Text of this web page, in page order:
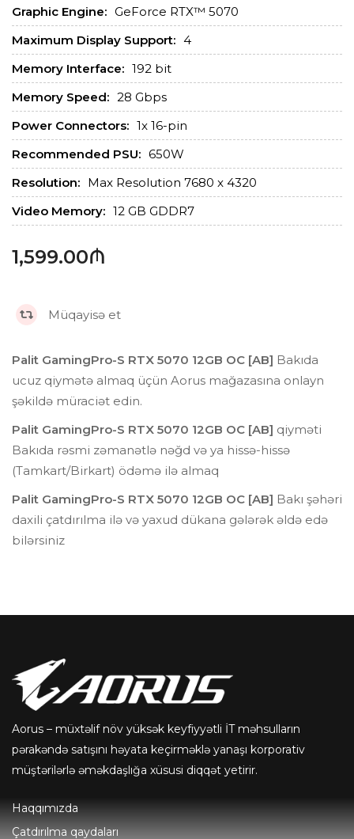
Graphic Engine: GeForce RTX™ 5070
Maximum Display Support: 4
Memory Interface: 192 bit
Memory Speed: 28 Gbps
Power Connectors: 1x 16-pin
Recommended PSU: 650W
Resolution: Max Resolution 7680 x 4320
Video Memory: 12 GB GDDR7
1,599.00₼
Müqayisə et
Palit GamingPro-S RTX 5070 12GB OC [AB] Bakıda
ucuz qiymətə almaq üçün Aorus mağazasına onlayn
şəkildə müraciət edin.
Palit GamingPro-S RTX 5070 12GB OC [AB] qiyməti
Bakıda rəsmi zəmanətlə nəğd və ya hissə-hissə
(Tamkart/Birkart) ödəmə ilə almaq
Palit GamingPro-S RTX 5070 12GB OC [AB] Bakı şəhəri
daxili çatdırılma ilə və yaxud dükana gələrək əldə edə
bilərsiniz
Aorus – müxtəlif növ yüksək keyfiyyətli İT məhsulların
pərakəndə satışını həyata keçirməklə yanaşı korporativ
müştərilərlə əməkdaşlığa xüsusi diqqət yetirir.
Haqqımızda
Çatdırılma qaydaları